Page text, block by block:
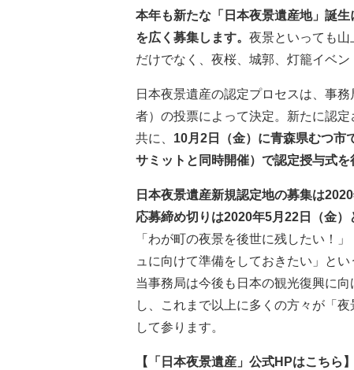
本年も新たな「日本夜景遺産地」誕
を広く募集します。 夜景といっても
だけでなく、夜桜、城郭、灯籠イベ
日本夜景遺産の認定プロセスは、事
者）の投票によって決定。新たに認
共に、 10月2日（金）に青森県むつ市
サミットと同時開催）で認定授与式を
日本夜景遺産新規認定地の募集は
応募締め切りは2020年5月22日（金）
「わが町の夜景を後世に残したい！
ュに向けて準備をしておきたい」と
当事務局は今後も日本の観光復興に
し、これまで以上に多くの方々が「
して参ります。
【「日本夜景遺産」公式HPはこちら】